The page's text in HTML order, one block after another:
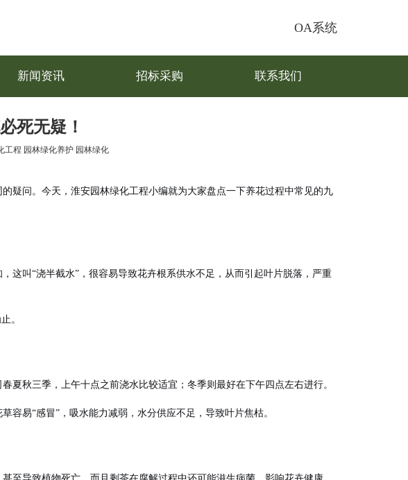
OA系统
新闻资讯 招标采购 联系我们
死无疑！
工程 园林绿化养护 园林绿化
疑问。今天， 淮安园林绿化工程小编就为大家盘点一下养花过程中常见的九
这叫“浇半截水”，很容易导致花卉根系供水不足，从而引起叶片脱落，严重
。
春夏秋三季，上午十点之前浇水比较适宜；冬季则最好在下午四点左右进行。
容易“感冒”，吸水能力减弱，水分供应不足，导致叶片焦枯。